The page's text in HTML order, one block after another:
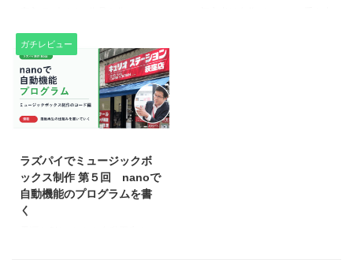
圧モジュールとラズ ...
す。 「電源ボタンって、どこに
つなげばいいの？」 なんとなく
配線しても動くことはあります。
でも、電気の流れを理解しないま
まだと―― ✔ なぜ動くのか分か
らない✔ なぜ止まるのか分からな
今回は、電力の流れをゼロから総
復習する回です。 🎭 寸劇：電源
ボタンはどこ？ まるちゃん「先
生！電源ボタンつけたいんです
が…どこに入れればいいんです
ガチレビュー
ラズパイでミュージックボ
ックス制作 第５回 nanoで
自動機能のプログラムを書
く